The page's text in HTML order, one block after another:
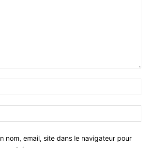
nom, email, site dans le navigateur pour